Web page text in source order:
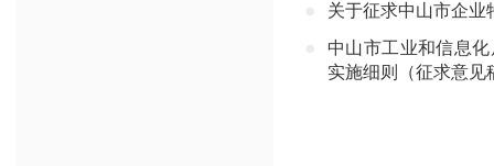
关于征求中山市企业
中山市工业和信息
实施细则（征求意见